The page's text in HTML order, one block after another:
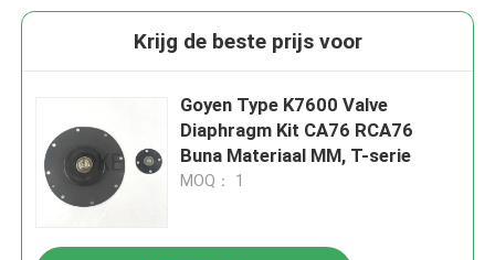
Krijg de beste prijs voor
Goyen Type K7600 Valve
Diaphragm Kit CA76 RCA76
Buna Materiaal MM, T-serie
MOQ： 1